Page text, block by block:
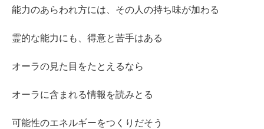
能力のあらわれ方には、その人の持ち味が加わる
霊的な能力にも、得意と苦手はある
オーラの見た目をたとえるなら
オーラに含まれる情報を読みとる
可能性のエネルギーをつくりだそう